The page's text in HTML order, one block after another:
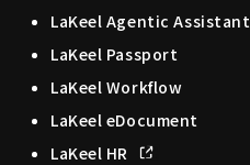
LaKeel Agentic Assistant
LaKeel Passport
LaKeel Workflow
LaKeel eDocument
LaKeel HR